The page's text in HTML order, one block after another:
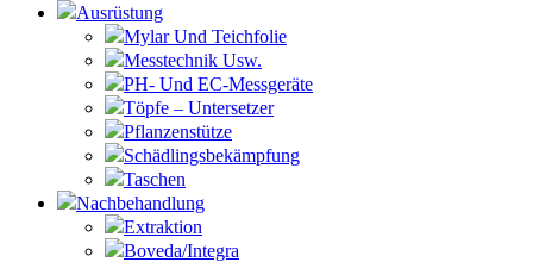
Ausrüstung
Mylar Und Teichfolie
Messtechnik Usw.
PH- Und EC-Messgeräte
Töpfe – Untersetzer
Pflanzenstütze
Schädlingsbekämpfung
Taschen
Nachbehandlung
Extraktion
Boveda/Integra